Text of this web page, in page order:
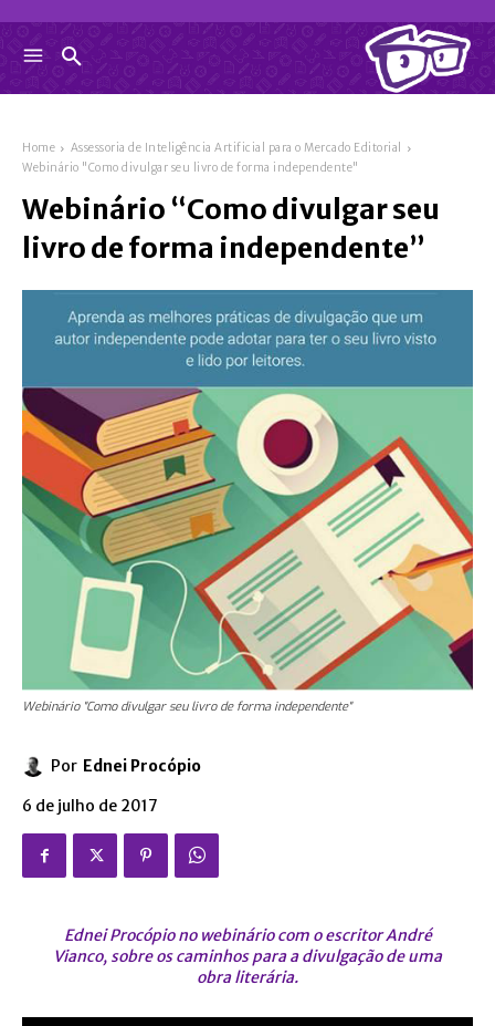
Home
Assessoria de Inteligência Artificial para o Mercado Editorial
Webinário "Como divulgar seu livro de forma independente"
Webinário “Como divulgar seu
livro de forma independente”
Webinário "Como divulgar seu livro de forma independente"
Por Ednei Procópio
6 de julho de 2017
Ednei Procópio no webinário com o escritor André
Vianco, sobre os caminhos para a divulgação de uma
obra literária.